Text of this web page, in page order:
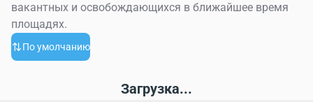
вакантных и освобождающихся в ближайшее время
площадях.
По умолчанию
Загрузка...